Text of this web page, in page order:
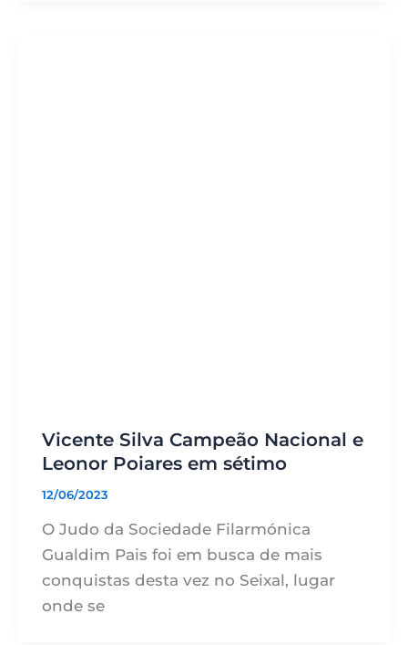
Vicente Silva Campeão Nacional e
Leonor Poiares em sétimo
12/06/2023
O Judo da Sociedade Filarmónica
Gualdim Pais foi em busca de mais
conquistas desta vez no Seixal, lugar
onde se